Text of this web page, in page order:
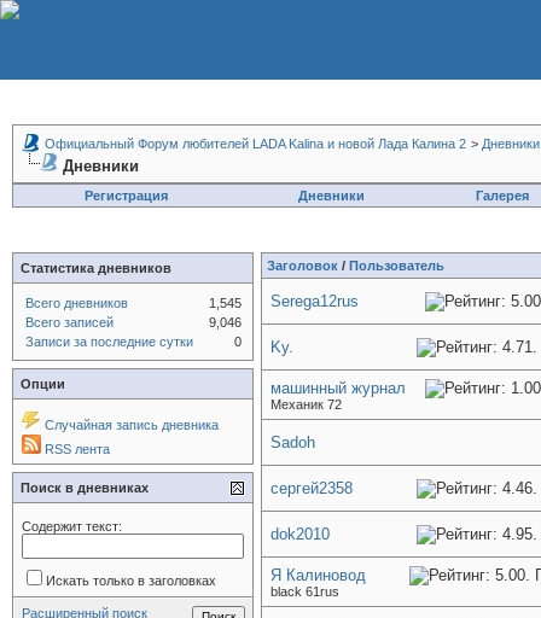
Официальный Форум любителей LADA Kalina и новой Лада Калина 2 > Дневники
Дневники
Регистрация Дневники Галерея
Заголовок / Пользователь
Serega12rus
Ky.
машинный журнал
Механик 72
Sadoh
сергей2358
dok2010
Я Калиновод
black 61rus
Статистика дневников
Всего дневников
1,545
Всего записей
9,046
Записи за последние сутки
0
Опции
Случайная запись дневника
RSS лента
Поиск в дневниках
Содержит текст:
Искать только в заголовках
Расширенный поиск